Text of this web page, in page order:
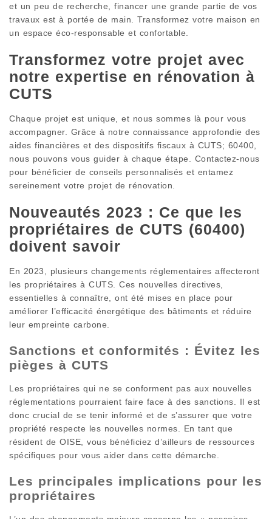
et un peu de recherche, financer une grande partie de vos
travaux est à portée de main. Transformez votre maison en
un espace éco-responsable et confortable.
Transformez votre projet avec
notre expertise en rénovation à
CUTS
Chaque projet est unique, et nous sommes là pour vous
accompagner. Grâce à notre connaissance approfondie des
aides financières et des dispositifs fiscaux à CUTS; 60400,
nous pouvons vous guider à chaque étape. Contactez-nous
pour bénéficier de conseils personnalisés et entamez
sereinement votre projet de rénovation.
Nouveautés 2023 : Ce que les
propriétaires de CUTS (60400)
doivent savoir
En 2023, plusieurs changements réglementaires affecteront
les propriétaires à CUTS. Ces nouvelles directives,
essentielles à connaître, ont été mises en place pour
améliorer l’efficacité énergétique des bâtiments et réduire
leur empreinte carbone.
Sanctions et conformités : Évitez les
pièges à CUTS
Les propriétaires qui ne se conforment pas aux nouvelles
réglementations pourraient faire face à des sanctions. Il est
donc crucial de se tenir informé et de s’assurer que votre
propriété respecte les nouvelles normes. En tant que
résident de OISE, vous bénéficiez d’ailleurs de ressources
spécifiques pour vous aider dans cette démarche.
Les principales implications pour les
propriétaires